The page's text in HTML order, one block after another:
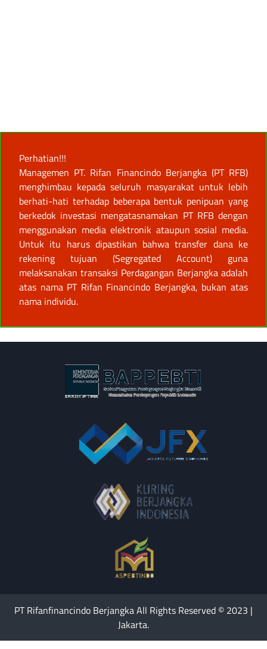
Perhatian!!!
Managemen PT. Rifan Financindo Berjangka (PT RFB)
menghimbau kepada seluruh masyarakat untuk lebih
berhati-hati terhadap beberapa bentuk penipuan yang
berkedok investasi mengatasnamakan PT RFB dengan
menggunakan media elektronik ataupun sosial media.
Untuk itu harus dipastikan bahwa transfer dana ke
rekening tujuan (Segregated Account) guna
melaksanakan transaksi Perdagangan Berjangka adalah
atas nama PT Rifan Financindo Berjangka, bukan atas
nama individu.
PT Rifanfinancindo Berjangka All Rights Reserved © 2023 |
Jakarta.